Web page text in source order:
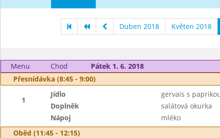
Duben 2018 Květen 2018
Menu Chod
Pátek 1. 6. 2018
Přesnídávka (8:45 - 9:00)
1
Jídlo
gervais s
Doplněk
salátová okurka
Nápoj
mléko
Oběd (11:45 - 12:15)